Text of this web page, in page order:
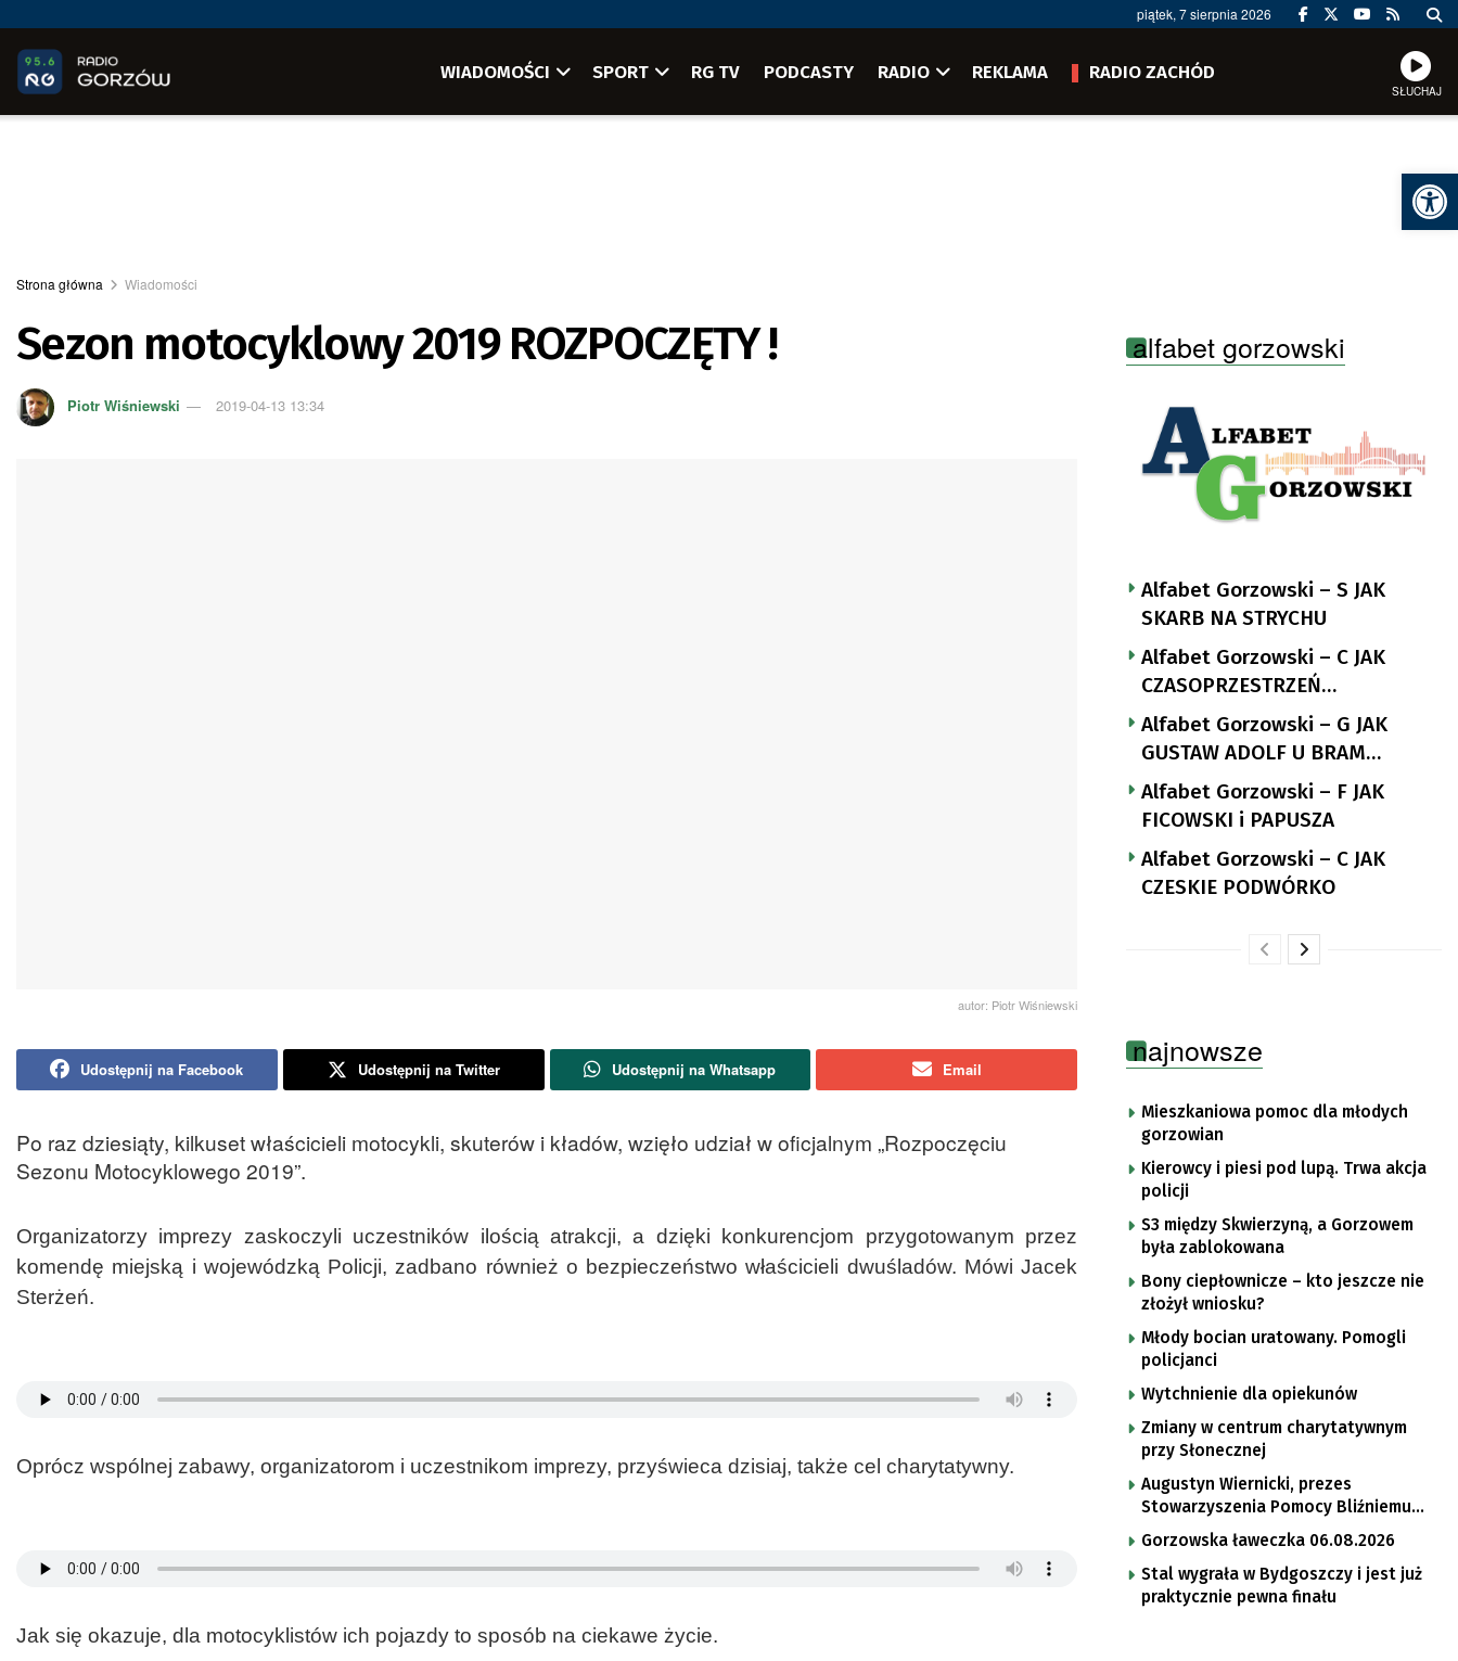
piątek, 7 sierpnia 2026
WIADOMOŚCI SPORT RG TV PODCASTY RADIO REKLAMA RADIO ZACHÓD
SŁUCHAJ
Strona główna Wiadomości
Sezon motocyklowy 2019 ROZPOCZĘTY !
Piotr Wiśniewski 2019-04-13 13:34
autor: Piotr Wiśniewski
Udostępnij na Facebook Udostępnij na Twitter Udostępnij na Whatsapp Email
Po raz dziesiąty, kilkuset właścicieli motocykli, skuterów i kładów, wzięło udział w oficjalnym „Rozpoczęciu
Sezonu Motocyklowego 2019”.
Organizatorzy imprezy zaskoczyli uczestników ilością atrakcji, a dzięki konkurencjom przygotowanym przez
komendę miejską i wojewódzką Policji, zadbano również o bezpieczeństwo właścicieli dwuśladów. Mówi Jacek
Sterżeń.
Oprócz wspólnej zabawy, organizatorom i uczestnikom imprezy, przyświeca dzisiaj, także cel charytatywny.
Jak się okazuje, dla motocyklistów ich pojazdy to sposób na ciekawe życie.
alfabet gorzowski
Alfabet Gorzowski – S JAK
SKARB NA STRYCHU
Alfabet Gorzowski – C JAK
CZASOPRZESTRZEŃ
NUTTGENSA
Alfabet Gorzowski – G JAK
GUSTAW ADOLF U BRAM
LANDSBERGA
Alfabet Gorzowski – F JAK
FICOWSKI i PAPUSZA
Alfabet Gorzowski – C JAK
CZESKIE PODWÓRKO
najnowsze
Mieszkaniowa pomoc dla młodych
gorzowian
Kierowcy i piesi pod lupą. Trwa akcja
policji
S3 między Skwierzyną, a Gorzowem
była zablokowana
Bony ciepłownicze – kto jeszcze nie
złożył wniosku?
Młody bocian uratowany. Pomogli
policjanci
Wytchnienie dla opiekunów
Zmiany w centrum charytatywnym
przy Słonecznej
Augustyn Wiernicki, prezes
Stowarzyszenia Pomocy Bliźniemu
im. Brata Krystyna
Gorzowska ławeczka 06.08.2026
Stal wygrała w Bydgoszczy i jest już
praktycznie pewna finału